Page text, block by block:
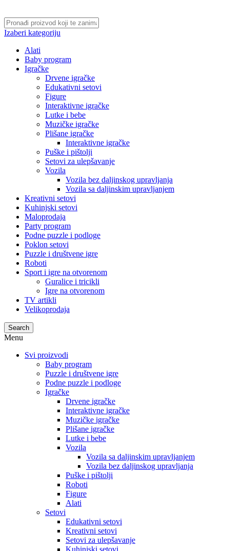
Izaberi kategoriju
Alati
Baby program
Igračke
Drvene igračke
Edukativni setovi
Figure
Interaktivne igračke
Lutke i bebe
Muzičke igračke
Plišane igračke
Interaktivne igračke
Puške i pištolji
Setovi za ulepšavanje
Vozila
Vozila bez daljinskog upravljanja
Vozila sa daljinskim upravljanjem
Kreativni setovi
Kuhinjski setovi
Maloprodaja
Party program
Podne puzzle i podloge
Poklon setovi
Puzzle i društvene igre
Roboti
Sport i igre na otvorenom
Guralice i tricikli
Igre na otvorenom
TV artikli
Velikoprodaja
Search
Menu
Svi proizvodi
Baby program
Puzzle i društvene igre
Podne puzzle i podloge
Igračke
Drvene igračke
Interaktivne igračke
Muzičke igračke
Plišane igračke
Lutke i bebe
Vozila
Vozila sa daljinskim upravljanjem
Vozila bez daljinskog upravljanja
Puške i pištolji
Roboti
Figure
Alati
Setovi
Edukativni setovi
Kreativni setovi
Setovi za ulepšavanje
Kuhinjski setovi